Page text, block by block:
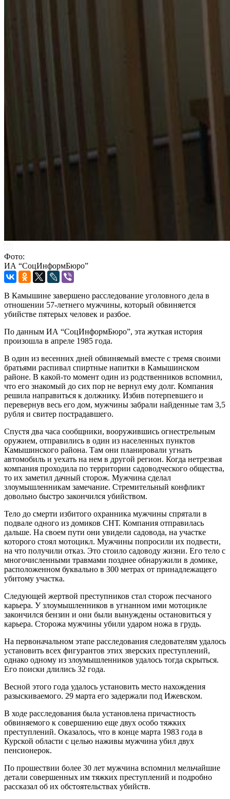
Фото:
ИА “СоцИнформБюро”
В Камышине завершено расследование уголовного дела в
отношении 57-летнего мужчины, который обвиняется
убийстве пятерых человек и разбое.
По данным ИА “СоцИнформБюро”, эта жуткая история
произошла в апреле 1985 года.
В один из весенних дней обвиняемый вместе с тремя своими
братьями распивал спиртные напитки в Камышинском
районе. В какой-то момент один из родственников вспомнил,
что его знакомый до сих пор не вернул ему долг. Компания
решила направиться к должнику. Избив потерпевшего и
перевернув весь его дом, мужчины забрали найденные там 3,5
рубля и свитер пострадавшего.
Спустя два часа сообщники, вооружившись огнестрельным
оружием, отправились в один из населенных пунктов
Камышинского района. Там они планировали угнать
автомобиль и уехать на нем в другой регион. Когда нетрезвая
компания проходила по территории садоводческого общества,
то их заметил дачный сторож. Мужчина сделал
злоумышленникам замечание. Стремительный конфликт
довольно быстро закончился убийством.
Тело до смерти избитого охранника мужчины спрятали в
подвале одного из домиков СНТ. Компания отправилась
дальше. На своем пути они увидели садовода, на участке
которого стоял мотоцикл. Мужчины попросили их подвести,
на что получили отказ. Это стоило садоводу жизни. Его тело с
многочисленными травмами позднее обнаружили в домике,
расположенном буквально в 300 метрах от принадлежащего
убитому участка.
Следующей жертвой преступников стал сторож песчаного
карьера. У злоумышленников в угнанном ими мотоцикле
закончился бензин и они были вынуждены остановиться у
карьера. Сторожа мужчины убили ударом ножа в грудь.
На первоначальном этапе расследования следователям удалось
установить всех фигурантов этих зверских преступлений,
однако одному из злоумышленников удалось тогда скрыться.
Его поиски длились 32 года.
Весной этого года удалось установить место нахождения
разыскиваемого. 29 марта его задержали под Ижевском.
В ходе расследования была установлена причастность
обвиняемого к совершению еще двух особо тяжких
преступлений. Оказалось, что в конце марта 1983 года в
Курской области с целью наживы мужчина убил двух
пенсионерок.
По прошествии более 30 лет мужчина вспомнил мельчайшие
детали совершенных им тяжких преступлений и подробно
рассказал об их обстоятельствах убийств.